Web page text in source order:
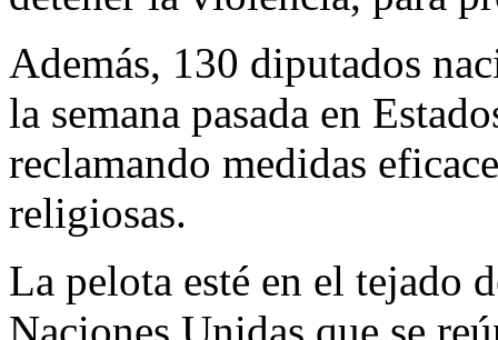
Además, 130 diputados
la semana pasada en
reclamando medidas
religiosas.
La pelota esté en el tejado